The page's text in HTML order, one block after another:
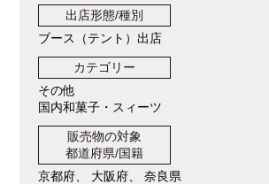
出店形態/種別
ブース（テント）出店
カテゴリー
その他
国内和菓子・スィーツ
販売物の対象
都道府県/国籍
京都府、 大阪府、 奈良県